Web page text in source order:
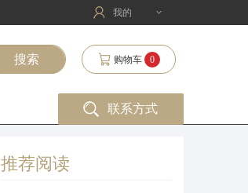
我的
购物车 0
联系方式
推荐阅读